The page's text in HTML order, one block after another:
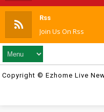
Rss
Join Us On Rss
Copyright © Ezhome Live